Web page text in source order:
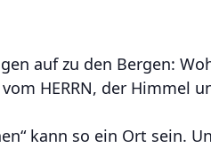
auf zu den Bergen:
HERRN, der Himmel
kann so ein Ort sein.